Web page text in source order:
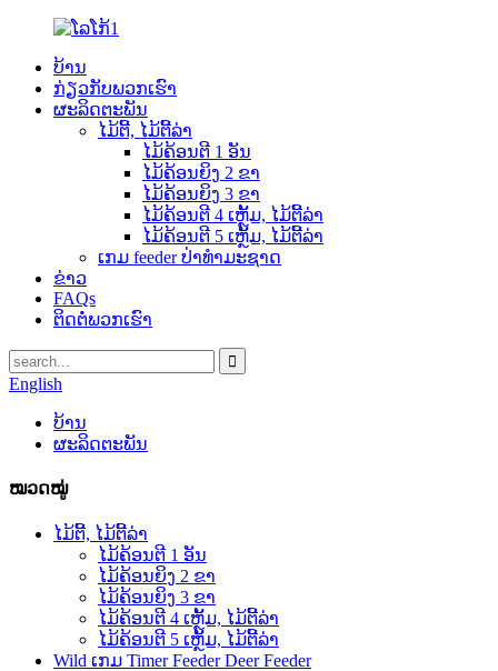
ບ້ານ
ກ່ຽວກັບພວກເຮົາ
ຜະລິດຕະພັນ
ໄມ້ຕີ້, ໄມ້ຕີ້ລ່າ
ໄມ້ຄ້ອນຕີ 1 ອັນ
ໄມ້ຄ້ອນຍິງ 2 ຂາ
ໄມ້ຄ້ອນຍິງ 3 ຂາ
ໄມ້ຄ້ອນຕີ 4 ເຫຼັ້ມ, ໄມ້ຕີ້ລ່າ
ໄມ້ຄ້ອນຕີ 5 ເຫຼັ້ມ, ໄມ້ຕີ້ລ່າ
ເກມ feeder ປ່າທໍາມະຊາດ
ຂ່າວ
FAQs
ຕິດຕໍ່ພວກເຮົາ
English
ບ້ານ
ຜະລິດຕະພັນ
ໝວດໝູ່
ໄມ້ຕີ້, ໄມ້ຕີ້ລ່າ
ໄມ້ຄ້ອນຕີ 1 ອັນ
ໄມ້ຄ້ອນຍິງ 2 ຂາ
ໄມ້ຄ້ອນຍິງ 3 ຂາ
ໄມ້ຄ້ອນຕີ 4 ເຫຼັ້ມ, ໄມ້ຕີ້ລ່າ
ໄມ້ຄ້ອນຕີ 5 ເຫຼັ້ມ, ໄມ້ຕີ້ລ່າ
Wild ເກມ Timer Feeder Deer Feeder